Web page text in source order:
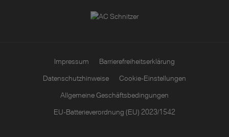
Impressum
Barrierefreiheitserklärung
Datenschutzhinweise
Cookie-Einstellungen
Allgemeine Geschäftsbedingungen
EU-Batterieverordnung (EU) 2023/1542